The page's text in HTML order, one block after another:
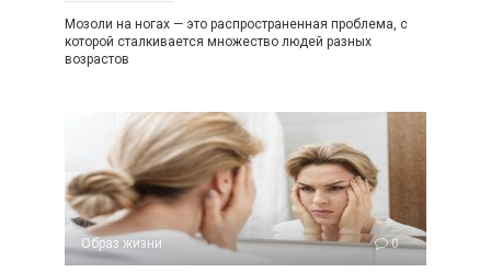
Мозоли на ногах — это распространенная проблема, с
которой сталкивается множество людей разных
возрастов
Образ жизни 0